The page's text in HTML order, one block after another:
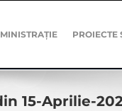
PROIECTE
15-Aprilie-